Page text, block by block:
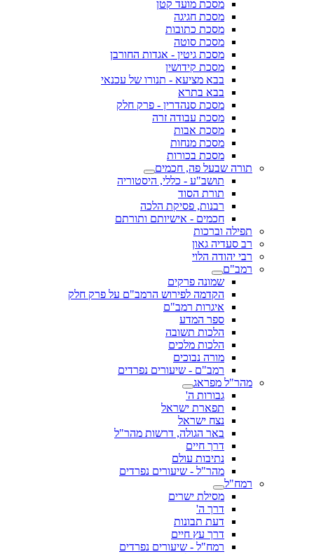
מסכת מועד קטן
מסכת חגיגה
מסכת כתובות
מסכת סוטה
מסכת גיטין - אגדות החורבן
מסכת קידושין
בבא מציעא - תנורו של עכנאי
בבא בתרא
מסכת סנהדרין - פרק חלק
מסכת עבודה זרה
מסכת אבות
מסכת מנחות
מסכת בכורות
תורה שבעל פה, חכמים
תושב"ע - כללי, היסטוריה
תורת הסוד
רבנות, פסיקת הלכה
חכמים - אישיותם ותורתם
תפילה וברכות
רב סעדיה גאון
רבי יהודה הלוי
רמב"ם
שמונה פרקים
הקדמה לפירוש הרמב"ם על פרק חלק
איגרות רמב"ם
ספר המדע
הלכות תשובה
הלכות מלכים
מורה נבוכים
רמב"ם - שיעורים נפרדים
מהר"ל מפראג
גבורות ה'
תפארת ישראל
נצח ישראל
באר הגולה, דרשות מהר"ל
דרך חיים
נתיבות עולם
מהר"ל - שיעורים נפרדים
רמח"ל
מסילת ישרים
דרך ה'
דעת תבונות
דרך עץ חיים
רמח"ל - שיעורים נפרדים